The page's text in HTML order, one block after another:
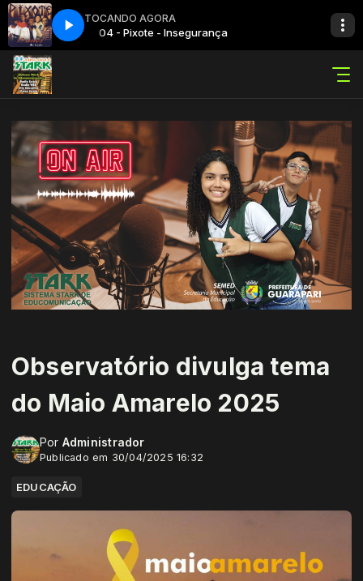
TOCANDO AGORA
04 - Pixote - Insegurança
Observatório divulga tema
do Maio Amarelo 2025
Por Administrador
Publicado em 30/04/2025 16:32
EDUCAÇÃO